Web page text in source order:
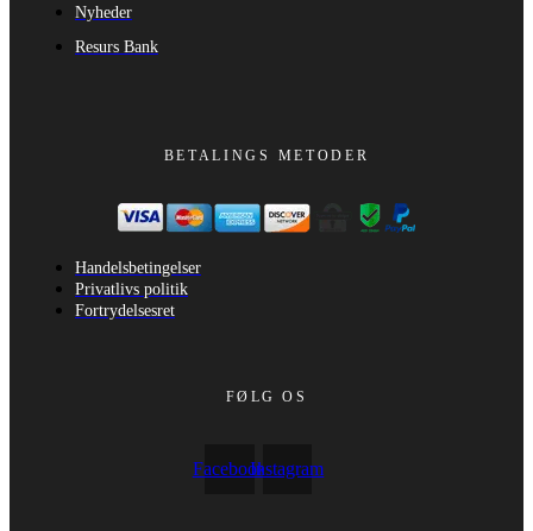
Nyheder
Resurs Bank
BETALINGS METODER
Handelsbetingelser
Privatlivs politik
Fortrydelsesret
FØLG OS
FacebookInstagram